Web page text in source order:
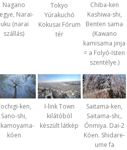
Nagano
Narai-
juku (narai
szállás)
Tokyo
Yúrakuchó
Kokusai Fórum
tér
Chiba-ken
Kashiwa-shi,
Benten sama
(Kawano
kamisama jinja
= a Folyó-Isten
szentélye.)
ken,
Sano-shi,
kóen
I-link Town
kilátóból
készült látkép
Saitama-ken,
Saitama-shi,.
Ónmiya. Dai-2
Kóen. Shidare-
ume fa